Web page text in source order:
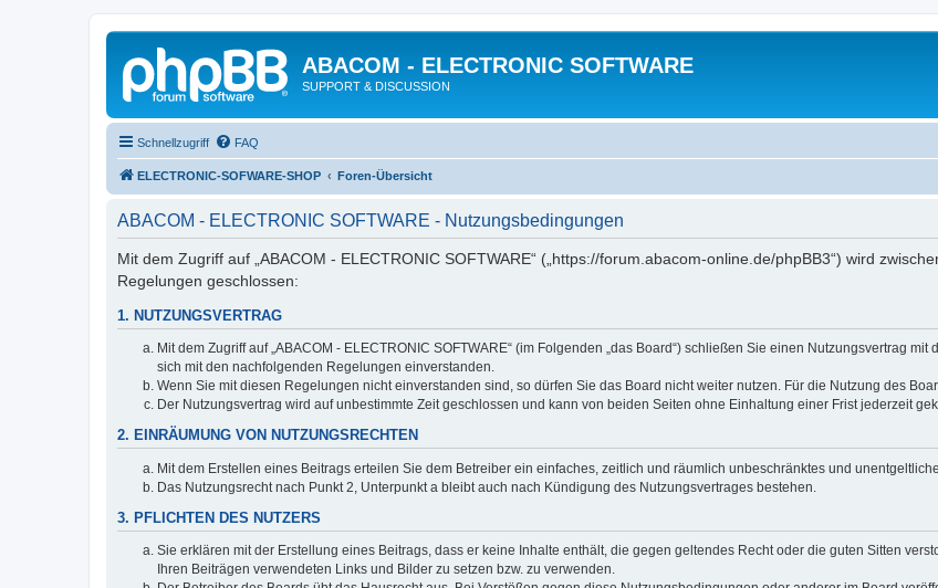
ABACOM - ELECTRONIC SOFTWARE
SUPPORT & DISCUSSION
Schnellzugriff FAQ
ELECTRONIC-SOFWARE-SHOP Foren-Übersicht
ABACOM - ELECTRONIC SOFTWARE - Nutzungsbedingungen
Mit dem Zugriff auf „ABACOM - ELECTRONIC SOFTWARE“ („https://forum.abacom-online.de/phpBB3“) wird
Regelungen geschlossen:
1. NUTZUNGSVERTRAG
Mit dem Zugriff auf „ABACOM - ELECTRONIC SOFTWARE“ (im Folgenden „das Board“) schließen Sie einen Nutzungsvertrag
sich mit den nachfolgenden Regelungen einverstanden.
Wenn Sie mit diesen Regelungen nicht einverstanden sind, so dürfen Sie das Board nicht weiter nutzen. Für die Nutzung des
Der Nutzungsvertrag wird auf unbestimmte Zeit geschlossen und kann von beiden Seiten ohne Einhaltung einer Frist jederzeit
2. EINRÄUMUNG VON NUTZUNGSRECHTEN
Mit dem Erstellen eines Beitrags erteilen Sie dem Betreiber ein einfaches, zeitlich und räumlich unbeschränktes und
Das Nutzungsrecht nach Punkt 2, Unterpunkt a bleibt auch nach Kündigung des Nutzungsvertrages bestehen.
3. PFLICHTEN DES NUTZERS
Sie erklären mit der Erstellung eines Beitrags, dass er keine Inhalte enthält, die gegen geltendes Recht oder die guten Sitten
Ihren Beiträgen verwendeten Links und Bilder zu setzen bzw. zu verwenden.